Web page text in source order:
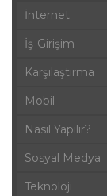
İnternet
İş-Girişim
Karşılaştırma
Mobil
Nasıl Yapılır?
Sosyal Medya
Teknoloji